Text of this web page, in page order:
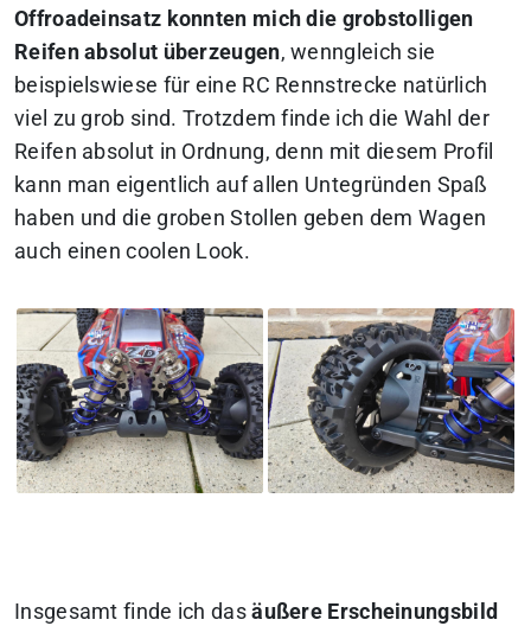
Offroadeinsatz konnten mich die grobstolligen
Reifen absolut überzeugen, wenngleich sie
beispielswiese für eine RC Rennstrecke natürlich
viel zu grob sind. Trotzdem finde ich die Wahl der
Reifen absolut in Ordnung, denn mit diesem Profil
kann man eigentlich auf allen Untegründen Spaß
haben und die groben Stollen geben dem Wagen
auch einen coolen Look.
Insgesamt finde ich dasäußere Erscheinungsbild